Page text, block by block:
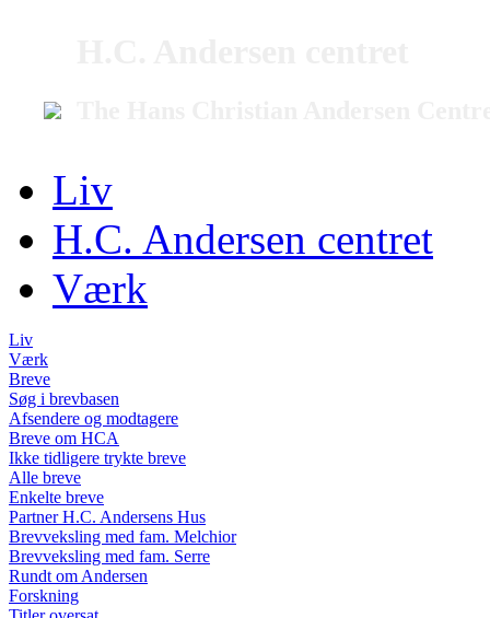
Liv
H.C. Andersen centret
Værk
Liv
Værk
Breve
Søg i brevbasen
Afsendere og modtagere
Breve om HCA
Ikke tidligere trykte breve
Alle breve
Enkelte breve
Partner H.C. Andersens Hus
Brevveksling med fam. Melchior
Brevveksling med fam. Serre
Rundt om Andersen
Forskning